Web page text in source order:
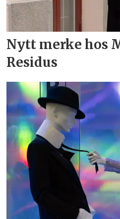
Nytt merke hos
Residus